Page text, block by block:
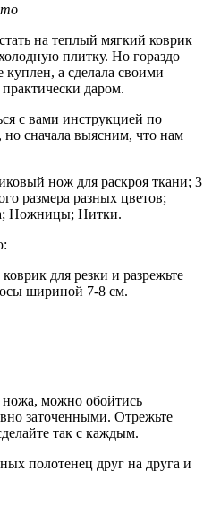
на теплый мягкий коврик
плитку. Но гораздо
куплен, а сделала своими
даром.
с вами инструкцией по
сначала выясним, что нам
нож для раскроя ткани; 3
размера разных цветов;
Ножницы; Нитки.
для резки и разрежьте
шириной 7-8 см.
ножа, можно обойтись
заточенными. Отрежьте
так с каждым.
полотенец друг на друга и